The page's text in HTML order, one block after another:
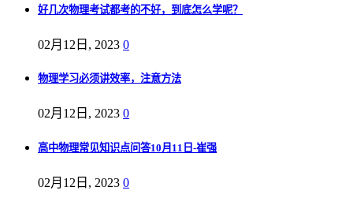
好几次物理考试都考的不好，到底怎么学呢？
02月12日, 2023 0
物理学习必须讲效率，注意方法
02月12日, 2023 0
高中物理常见知识点问答10月11日-崔强
02月12日, 2023 0